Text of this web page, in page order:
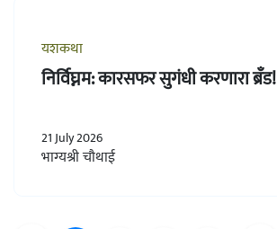
यशकथा
निर्विघ्नम: कारसफर सुगंधी करणारा ब्रँड!
21 July 2026
भाग्यश्री चौथाई